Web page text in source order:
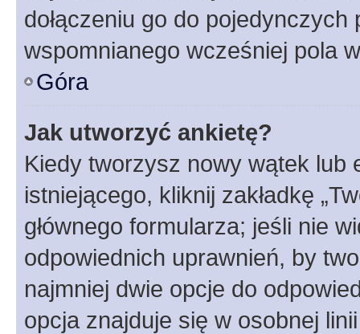
dołączeniu go do
wspomnianego wcześniej pola
Góra
Jak utworzyć ankietę?
Kiedy tworzysz nowy wątek lub
istniejącego, kliknij zakładkę
głównego formularza; jeśli nie
odpowiednich uprawnień, by
najmniej dwie opcje do
opcja znajduje się w osobnej